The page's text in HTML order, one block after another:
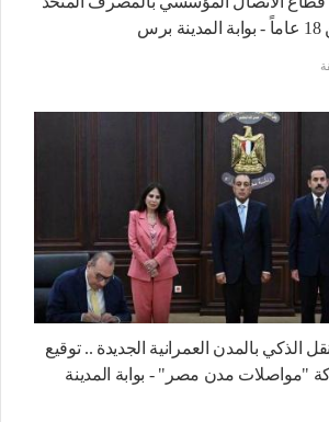
الذكي بالمدن العمرانية الجديدة .. توقيع
"مواصلات مدن مصر" - بوابة المدينة